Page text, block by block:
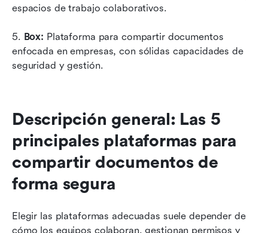
espacios de trabajo colaborativos.
5. Box: Plataforma para compartir documentos
enfocada en empresas, con sólidas capacidades de
seguridad y gestión.
Descripción general: Las 5
principales plataformas para
compartir documentos de
forma segura
Elegir las plataformas adecuadas suele depender de
cómo los equipos colaboran, gestionan permisos y